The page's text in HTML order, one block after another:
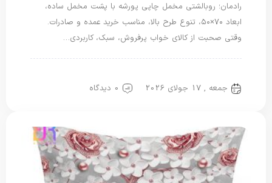
رادمان؛ روبالشتی مخمل چاپی پورشه با پشت مخمل ساده،
ابعاد ۷۰×۵۰، تنوع طرح بالا، مناسب خرید عمده و صادرات.
وقتی صحبت از کالای خواب پرفروش، سبک، کاربردی…
جمعه , 17 جولای 2026 0 دیدگاه